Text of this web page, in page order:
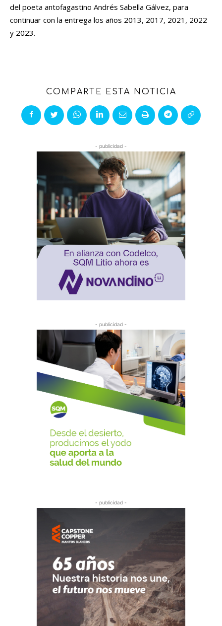
del poeta antofagastino Andrés Sabella Gálvez, para
continuar con la entrega los años 2013, 2017, 2021, 2022
y 2023.
COMPARTE ESTA NOTICIA
- publicidad -
- publicidad -
- publicidad -